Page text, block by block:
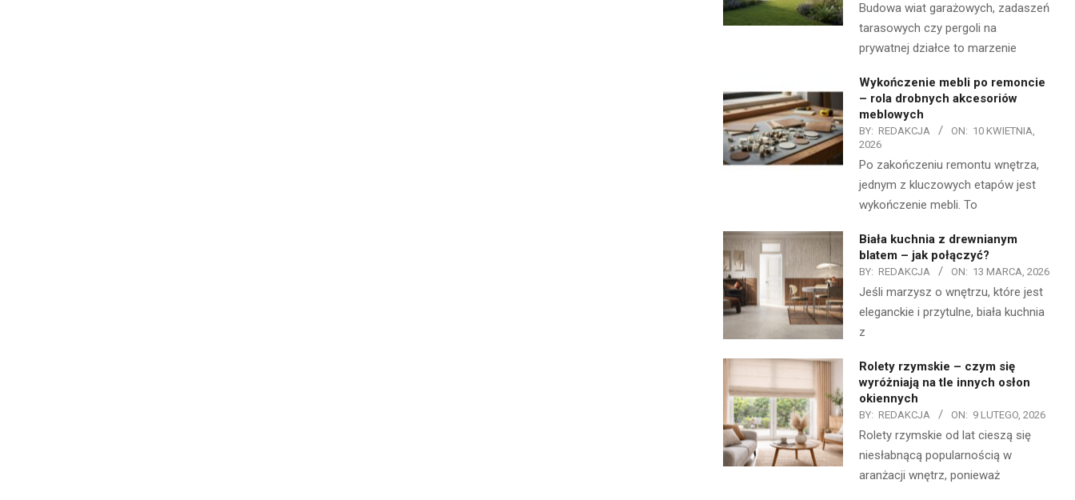
Budowa wiat garażowych, zadaszeń
tarasowych czy pergoli na
prywatnej działce to marzenie
Wykończenie mebli po remoncie
– rola drobnych akcesoriów
meblowych
BY: REDAKCJA ON: 10 KWIETNIA,
2026
Po zakończeniu remontu wnętrza,
jednym z kluczowych etapów jest
wykończenie mebli. To
Biała kuchnia z drewnianym
blatem – jak połączyć?
BY: REDAKCJA ON: 13 MARCA, 2026
Jeśli marzysz o wnętrzu, które jest
eleganckie i przytulne, biała kuchnia
z
Rolety rzymskie – czym się
wyróżniają na tle innych osłon
okiennych
BY: REDAKCJA ON: 9 LUTEGO, 2026
Rolety rzymskie od lat cieszą się
niesłabnącą popularnością w
aranżacji wnętrz, ponieważ